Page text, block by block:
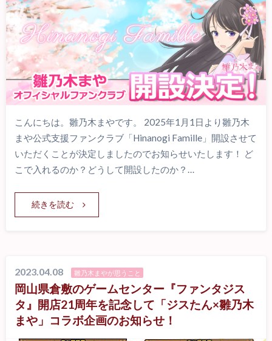
こんにちは。雛乃木まやです。 2025年1月1日より雛乃木
まや公式支援ファンクラブ「Hinanogi Famille」開設させて
いただくことが決定しましたのでお知らせいたします！ ど
こで入れるのか？どうして開設したのか？…
続きを読む
2023.04.08 雛乃木まやが思うこと
岡山県倉敷のゲームセンター『ファンタジス
タ』開店21周年を記念して「ジスたん×雛乃木
まや」コラボ企画のお知らせ！